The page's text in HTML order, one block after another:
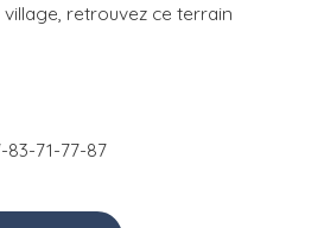
retrouvez ce terrain
71-77-87